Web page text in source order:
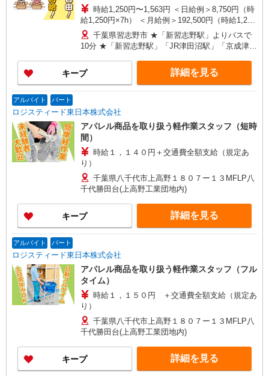
時給1,250円〜1,563円 ＜日給例＞8,750円（時
給1,250円×7h） ＜月給例＞192,500円（時給1,250
円×7h×22日） ※経験・能力による
千葉県習志野市 ★「新習志野駅」よりバスで
10分 ★「新習志野駅」「JR津田沼駅」「京成津田
キープ 詳細を見る
アルバイト パート
ロジスティード東日本株式会社
アパレル商品を取り扱う軽作業スタッフ（短時
間）
時給１，１４０円＋交通費全額支給（規定あ
り）
千葉県八千代市上高野１８０７ー１３MFLP八
千代勝田台(上高野工業団地内)
キープ 詳細を見る
アルバイト パート
ロジスティード東日本株式会社
アパレル商品を取り扱う軽作業スタッフ（フル
タイム）
時給１，１５０円 ＋交通費全額支給（規定あ
り）
千葉県八千代市上高野１８０７ー１３MFLP八
千代勝田台(上高野工業団地内)
キープ 詳細を見る